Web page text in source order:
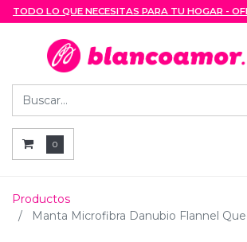
TODO LO QUE NECESITAS PARA TU HOGAR -
0
Productos
Manta Microfibra Danubio Flannel